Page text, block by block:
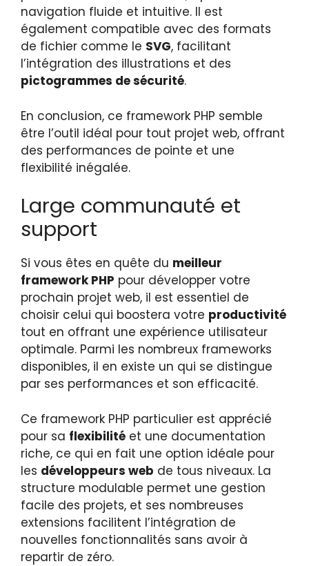
navigation fluide et intuitive. Il est
également compatible avec des formats
de fichier comme le SVG, facilitant
l’intégration des illustrations et des
pictogrammes de sécurité.
En conclusion, ce framework PHP semble
être l’outil idéal pour tout projet web, offrant
des performances de pointe et une
flexibilité inégalée.
Large communauté et
support
Si vous êtes en quête du meilleur
framework PHP pour développer votre
prochain projet web, il est essentiel de
choisir celui qui boostera votre productivité
tout en offrant une expérience utilisateur
optimale. Parmi les nombreux frameworks
disponibles, il en existe un qui se distingue
par ses performances et son efficacité.
Ce framework PHP particulier est apprécié
pour sa flexibilité et une documentation
riche, ce qui en fait une option idéale pour
les développeurs web de tous niveaux. La
structure modulable permet une gestion
facile des projets, et ses nombreuses
extensions facilitent l’intégration de
nouvelles fonctionnalités sans avoir à
repartir de zéro.